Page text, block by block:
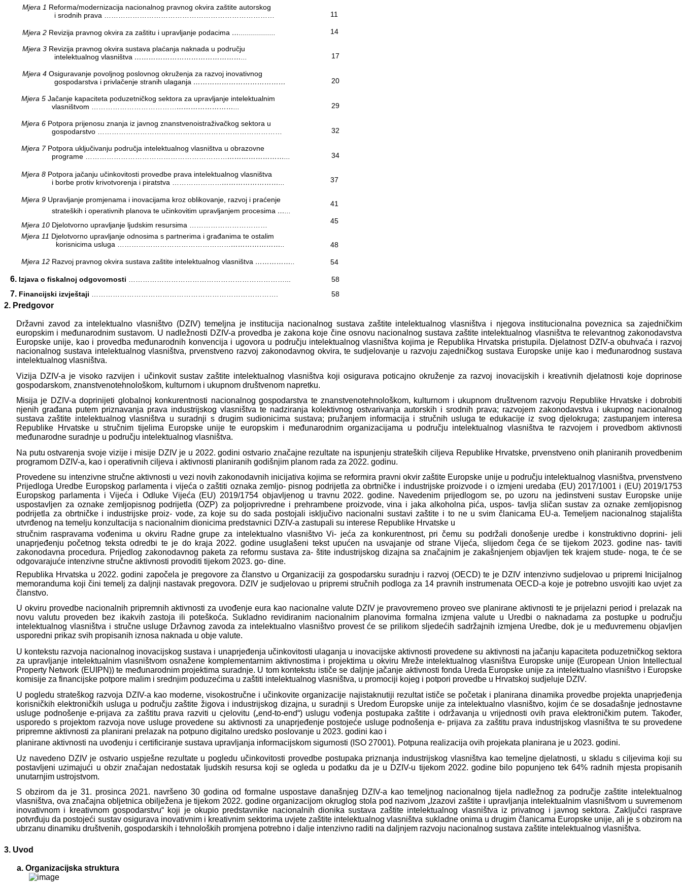
Mjera 1 Reforma/modernizacija nacionalnog pravnog okvira zaštite autorskog
i srodnih prava ………………………………………………………………
Mjera 2 Revizija pravnog okvira za zaštitu i upravljanje podacima …..................
11
14
Mjera 3 Revizija pravnog okvira sustava plaćanja naknada u području
intelektualnog vlasništva ………………………………………... 17
Mjera 4Osiguravanje povoljnog poslovnog okruženja za razvoj inovativnog
gospodarstva i privlačenje stranih ulaganja ………………………………… 20
Mjera 5 Jačanje kapaciteta poduzetničkog sektora za upravljanje intelektualnim
vlasništvom ……………………………………………………... 29
Mjera 6 Potpora prijenosu znanja iz javnog znanstvenoistraživačkog sektora u
gospodarstvo ……………………………………………………………………
32
Mjera 7 Potpora uključivanju područja intelektualnog vlasništva u obrazovne
programe …………………………………………………………………………... 34
Mjera 8 Potpora jačanju učinkovitosti provedbe prava intelektualnog vlasništva
i borbe protiv krivotvorenja i piratstva ………………………………………...
Mjera 9 Upravljanje promjenama i inovacijama kroz oblikovanje, razvoj i praćenje
strateških i operativnih planova te učinkovitim upravljanjem procesima …...
Mjera 10 Djelotvorno upravljanje ljudskim resursima ……………………………
Mjera 11 Djelotvorno upravljanje odnosima s partnerima i građanima te ostalim
korisnicima usluga ……………………………………………………………..
Mjera 12 Razvoj pravnog okvira sustava zaštite intelektualnog vlasništva ……………..
37
41
45
48
54
6. Izjava o fiskalnoj odgovornosti …………………………………………………………... 58
7. Financijski izvještaji ……………………………………………………………………. 58
Predgovor
Državni zavod za intelektualno vlasništvo (DZIV) temeljna je institucija nacionalnog sustava zaštite intelektualnog vlasništva i njegova institucionalna poveznica sa zajedničkim
europskim i međunarodnim sustavom. U nadležnosti DZIV-a provedba je zakona koje čine osnovu nacionalnog sustava zaštite intelektualnog vlasništva te relevantnog zakonodavstva
Europske unije, kao i provedba međunarodnih konvencija i ugovora u području intelektualnog vlasništva kojima je Republika Hrvatska pristupila. Djelatnost DZIV-a obuhvaća i razvoj
nacionalnog sustava intelektualnog vlasništva, prvenstveno razvoj zakonodavnog okvira, te sudjelovanje u razvoju zajedničkog sustava Europske unije kao i međunarodnog sustava
intelektualnog vlasništva.
Vizija DZIV-a je visoko razvijen i učinkovit sustav zaštite intelektualnog vlasništva koji osigurava poticajno okruženje za razvoj inovacijskih i kreativnih djelatnosti koje doprinose
gospodarskom, znanstvenotehnološkom, kulturnom i ukupnom društvenom napretku.
Misija je DZIV-a doprinijeti globalnoj konkurentnosti nacionalnog gospodarstva te znanstvenotehnološkom, kulturnom i ukupnom društvenom razvoju Republike Hrvatske i dobrobiti
njenih građana putem priznavanja prava industrijskog vlasništva te nadziranja kolektivnog ostvarivanja autorskih i srodnih prava; razvojem zakonodavstva i ukupnog nacionalnog
sustava zaštite intelektualnog vlasništva u suradnji s drugim sudionicima sustava; pružanjem informacija i stručnih usluga te edukacije iz svog djelokruga; zastupanjem interesa
Republike Hrvatske u stručnim tijelima Europske unije te europskim i međunarodnim organizacijama u području intelektualnog vlasništva te razvojem i provedbom aktivnosti
međunarodne suradnje u području intelektualnog vlasništva.
Na putu ostvarenja svoje vizije i misije DZIV je u 2022. godini ostvario značajne rezultate na ispunjenju strateških ciljeva Republike Hrvatske, prvenstveno onih planiranih provedbenim
programom DZIV-a, kao i operativnih ciljeva i aktivnosti planiranih godišnjim planom rada za 2022. godinu.
Provedene su intenzivne stručne aktivnosti u vezi novih zakonodavnih inicijativa kojima se reformira pravni okvir zaštite Europske unije u području intelektualnog vlasništva, prvenstveno
Prijedloga Uredbe Europskog parlamenta i vijeća o zaštiti oznaka zemljo- pisnog podrijetla za obrtničke i industrijske proizvode i o izmjeni uredaba (EU) 2017/1001 i (EU) 2019/1753
Europskog parlamenta i Vijeća i Odluke Vijeća (EU) 2019/1754 objavljenog u travnu 2022. godine. Navedenim prijedlogom se, po uzoru na jedinstveni sustav Europske unije
uspostavljen za oznake zemljopisnog podrijetla (OZP) za poljoprivredne i prehrambene proizvode, vina i jaka alkoholna pića, uspos- tavlja sličan sustav za oznake zemljopisnog
podrijetla za obrtničke i industrijske proiz- vode, za koje su do sada postojali isključivo nacionalni sustavi zaštite i to ne u svim članicama EU-a. Temeljem nacionalnog stajališta
utvrđenog na temelju konzultacija s nacionalnim dionicima predstavnici DZIV-a zastupali su interese Republike Hrvatske u
stručnim raspravama vođenima u okviru Radne grupe za intelektualno vlasništvo Vi- jeća za konkurentnost, pri čemu su podržali donošenje uredbe i konstruktivno doprini- jeli
unaprjeđenju početnog teksta odredbi te je do kraja 2022. godine usuglašeni tekst upućen na usvajanje od strane Vijeća, slijedom čega će se tijekom 2023. godine nas- taviti
zakonodavna procedura. Prijedlog zakonodavnog paketa za reformu sustava za- štite industrijskog dizajna sa značajnim je zakašnjenjem objavljen tek krajem stude- noga, te će se
odgovarajuće intenzivne stručne aktivnosti provoditi tijekom 2023. go- dine.
Republika Hrvatska u 2022. godini započela je pregovore za članstvo u Organizaciji za gospodarsku suradnju i razvoj (OECD) te je DZIV intenzivno sudjelovao u pripremi Inicijalnog
memoranduma koji čini temelj za daljnji nastavak pregovora. DZIV je sudjelovao u pripremi stručnih podloga za 14 pravnih instrumenata OECD-a koje je potrebno usvojiti kao uvjet za
članstvo.
U okviru provedbe nacionalnih pripremnih aktivnosti za uvođenje eura kao nacionalne valute DZIV je pravovremeno proveo sve planirane aktivnosti te je prijelazni period i prelazak na
novu valutu proveden bez ikakvih zastoja ili poteškoća. Sukladno revidiranim nacionalnim planovima formalna izmjena valute u Uredbi o naknadama za postupke u području
intelektualnog vlasništva i stručne usluge Državnog zavoda za intelektualno vlasništvo provest će se prilikom sljedećih sadržajnih izmjena Uredbe, dok je u međuvremenu objavljen
usporedni prikaz svih propisanih iznosa naknada u obje valute.
U kontekstu razvoja nacionalnog inovacijskog sustava i unaprjeđenja učinkovitosti ulaganja u inovacijske aktivnosti provedene su aktivnosti na jačanju kapaciteta poduzetničkog sektora
za upravljanje intelektualnim vlasništvom osnažene komplementarnim aktivnostima i projektima u okviru Mreže intelektualnog vlasništva Europske unije (European Union Intellectual
Property Network (EUIPN)) te međunarodnim projektima suradnje. U tom kontekstu ističe se daljnje jačanje aktivnosti fonda Ureda Europske unije za intelektualno vlasništvo i Europske
komisije za financijske potpore malim i srednjim poduzećima u zaštiti intelektualnog vlasništva, u promociji kojeg i potpori provedbe u Hrvatskoj sudjeluje DZIV.
U pogledu strateškog razvoja DZIV-a kao moderne, visokostručne i učinkovite organizacije najistaknutiji rezultat ističe se početak i planirana dinamika provedbe projekta unaprjeđenja
korisničkih elektroničkih usluga u području zaštite žigova i industrijskog dizajna, u suradnji s Uredom Europske unije za intelektualno vlasništvo, kojim će se dosadašnje jednostavne
usluge podnošenje e-prijava za zaštitu prava razviti u cjelovitu („end-to-end“) uslugu vođenja postupaka zaštite i održavanja u vrijednosti ovih prava elektroničkim putem. Također,
usporedo s projektom razvoja nove usluge provedene su aktivnosti za unaprjeđenje postojeće usluge podnošenja e- prijava za zaštitu prava industrijskog vlasništva te su provedene
pripremne aktivnosti za planirani prelazak na potpuno digitalno uredsko poslovanje u 2023. godini kao i
planirane aktivnosti na uvođenju i certificiranje sustava upravljanja informacijskom sigurnosti (ISO 27001). Potpuna realizacija ovih projekata planirana je u 2023. godini.
Uz navedeno DZIV je ostvario uspješne rezultate u pogledu učinkovitosti provedbe postupaka priznanja industrijskog vlasništva kao temeljne djelatnosti, u skladu s ciljevima koji su
postavljeni uzimajući u obzir značajan nedostatak ljudskih resursa koji se ogleda u podatku da je u DZIV-u tijekom 2022. godine bilo popunjeno tek 64% radnih mjesta propisanih
unutarnjim ustrojstvom.
S obzirom da je 31. prosinca 2021. navršeno 30 godina od formalne uspostave današnjeg DZIV-a kao temeljnog nacionalnog tijela nadležnog za područje zaštite intelektualnog
vlasništva, ova značajna obljetnica obilježena je tijekom 2022. godine organizacijom okruglog stola pod nazivom „Izazovi zaštite i upravljanja intelektualnim vlasništvom u suvremenom
inovativnom i kreativnom gospodarstvu“ koji je okupio predstavnike nacionalnih dionika sustava zaštite intelektualnog vlasništva iz privatnog i javnog sektora. Zaključci rasprave
potvrđuju da postojeći sustav osigurava inovativnim i kreativnim sektorima uvjete zaštite intelektualnog vlasništva sukladne onima u drugim članicama Europske unije, ali je s obzirom na
ubrzanu dinamiku društvenih, gospodarskih i tehnoloških promjena potrebno i dalje intenzivno raditi na daljnjem razvoju nacionalnog sustava zaštite intelektualnog vlasništva.
Uvod
Organizacijska struktura